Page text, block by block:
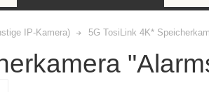
IP-Kamera) 5G TosiLink 4K*